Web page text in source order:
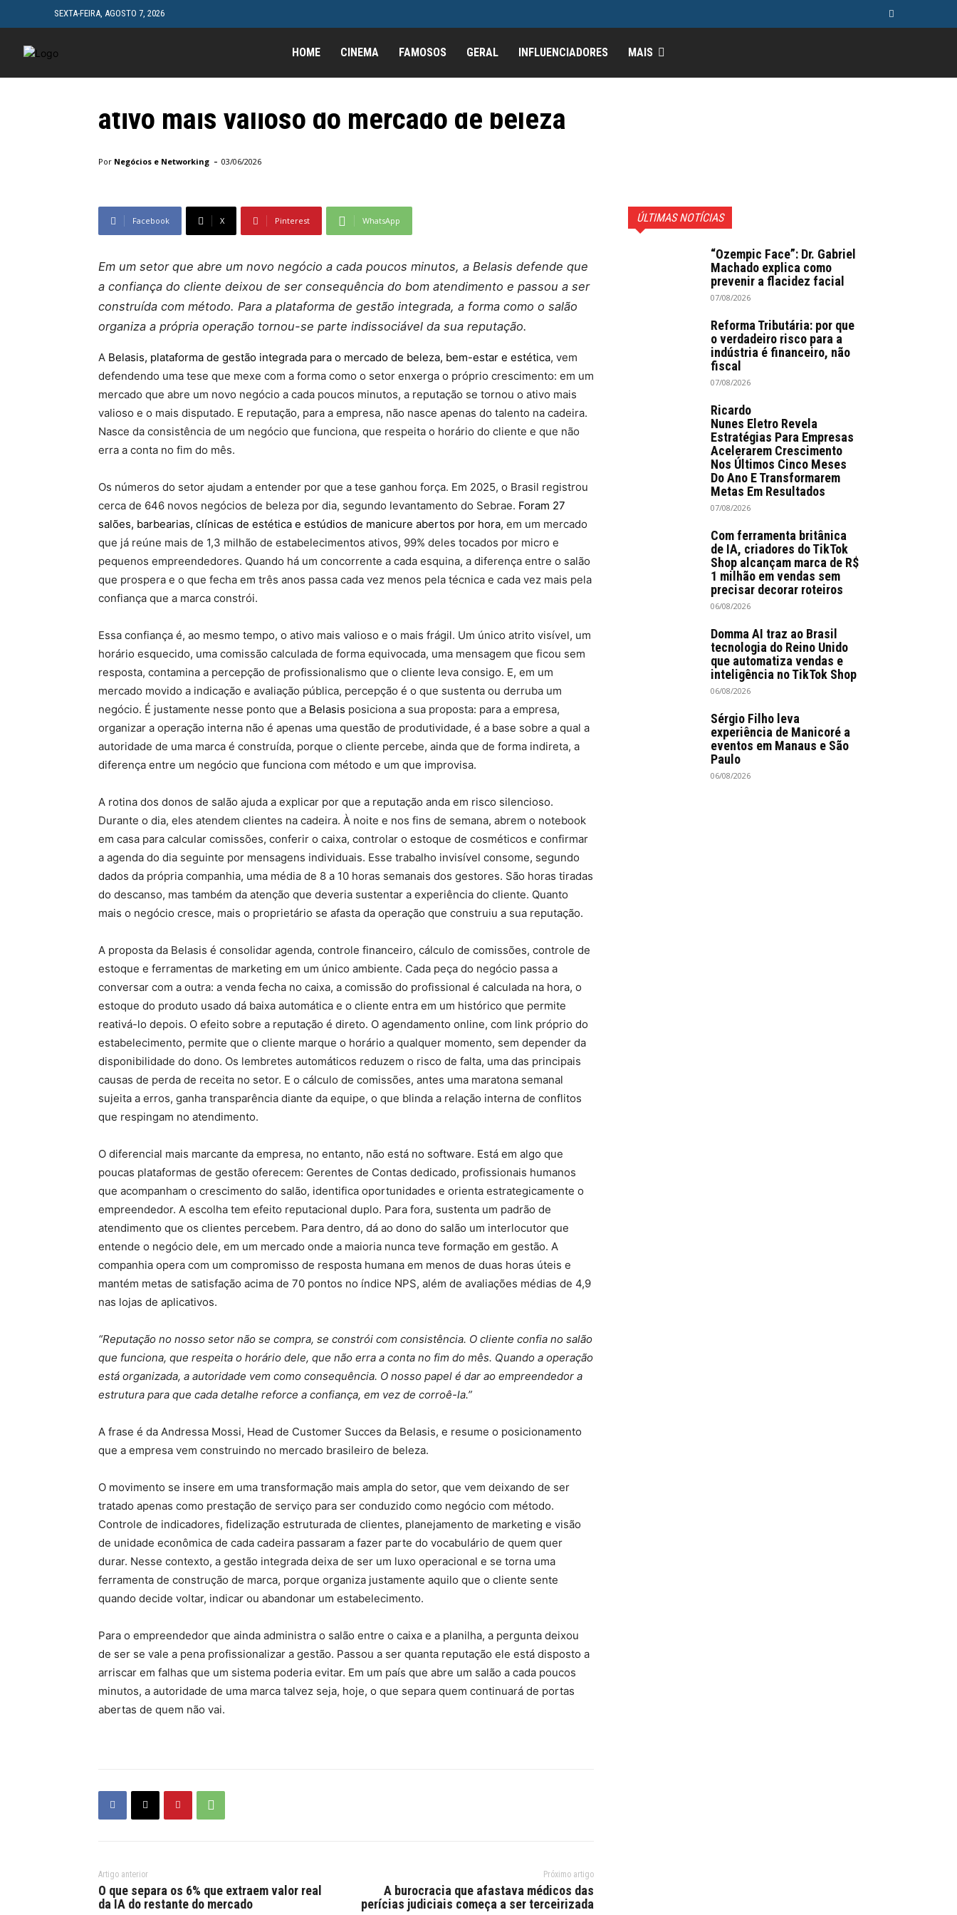
SEXTA-FEIRA, AGOSTO 7, 2026
HOME CINEMA FAMOSOS GERAL INFLUENCIADORES MAIS
Como a Belasis transformou reputação no
ativo mais valioso do mercado de beleza
Por Negócios e Networking - 03/06/2026
Facebook X Pinterest WhatsApp
Em um setor que abre um novo negócio a cada poucos minutos, a Belasis defende que
a confiança do cliente deixou de ser consequência do bom atendimento e passou a ser
construída com método. Para a plataforma de gestão integrada, a forma como o salão
organiza a própria operação tornou-se parte indissociável da sua reputação.
A Belasis, plataforma de gestão integrada para o mercado de beleza, bem-estar e estética, vem
defendendo uma tese que mexe com a forma como o setor enxerga o próprio crescimento: em um
mercado que abre um novo negócio a cada poucos minutos, a reputação se tornou o ativo mais
valioso e o mais disputado. E reputação, para a empresa, não nasce apenas do talento na cadeira.
Nasce da consistência de um negócio que funciona, que respeita o horário do cliente e que não
erra a conta no fim do mês.
Os números do setor ajudam a entender por que a tese ganhou força. Em 2025, o Brasil registrou
cerca de 646 novos negócios de beleza por dia, segundo levantamento do Sebrae. Foram 27
salões, barbearias, clínicas de estética e estúdios de manicure abertos por hora, em um mercado
que já reúne mais de 1,3 milhão de estabelecimentos ativos, 99% deles tocados por micro e
pequenos empreendedores. Quando há um concorrente a cada esquina, a diferença entre o salão
que prospera e o que fecha em três anos passa cada vez menos pela técnica e cada vez mais pela
confiança que a marca constrói.
Essa confiança é, ao mesmo tempo, o ativo mais valioso e o mais frágil. Um único atrito visível, um
horário esquecido, uma comissão calculada de forma equivocada, uma mensagem que ficou sem
resposta, contamina a percepção de profissionalismo que o cliente leva consigo. E, em um
mercado movido a indicação e avaliação pública, percepção é o que sustenta ou derruba um
negócio. É justamente nesse ponto que a Belasis posiciona a sua proposta: para a empresa,
organizar a operação interna não é apenas uma questão de produtividade, é a base sobre a qual a
autoridade de uma marca é construída, porque o cliente percebe, ainda que de forma indireta, a
diferença entre um negócio que funciona com método e um que improvisa.
A rotina dos donos de salão ajuda a explicar por que a reputação anda em risco silencioso.
Durante o dia, eles atendem clientes na cadeira. À noite e nos fins de semana, abrem o notebook
em casa para calcular comissões, conferir o caixa, controlar o estoque de cosméticos e confirmar
a agenda do dia seguinte por mensagens individuais. Esse trabalho invisível consome, segundo
dados da própria companhia, uma média de 8 a 10 horas semanais dos gestores. São horas tiradas
do descanso, mas também da atenção que deveria sustentar a experiência do cliente. Quanto
mais o negócio cresce, mais o proprietário se afasta da operação que construiu a sua reputação.
A proposta da Belasis é consolidar agenda, controle financeiro, cálculo de comissões, controle de
estoque e ferramentas de marketing em um único ambiente. Cada peça do negócio passa a
conversar com a outra: a venda fecha no caixa, a comissão do profissional é calculada na hora, o
estoque do produto usado dá baixa automática e o cliente entra em um histórico que permite
reativá-lo depois. O efeito sobre a reputação é direto. O agendamento online, com link próprio do
estabelecimento, permite que o cliente marque o horário a qualquer momento, sem depender da
disponibilidade do dono. Os lembretes automáticos reduzem o risco de falta, uma das principais
causas de perda de receita no setor. E o cálculo de comissões, antes uma maratona semanal
sujeita a erros, ganha transparência diante da equipe, o que blinda a relação interna de conflitos
que respingam no atendimento.
O diferencial mais marcante da empresa, no entanto, não está no software. Está em algo que
poucas plataformas de gestão oferecem: Gerentes de Contas dedicado, profissionais humanos
que acompanham o crescimento do salão, identifica oportunidades e orienta estrategicamente o
empreendedor. A escolha tem efeito reputacional duplo. Para fora, sustenta um padrão de
atendimento que os clientes percebem. Para dentro, dá ao dono do salão um interlocutor que
entende o negócio dele, em um mercado onde a maioria nunca teve formação em gestão. A
companhia opera com um compromisso de resposta humana em menos de duas horas úteis e
mantém metas de satisfação acima de 70 pontos no índice NPS, além de avaliações médias de 4,9
nas lojas de aplicativos.
“Reputação no nosso setor não se compra, se constrói com consistência. O cliente confia no salão
que funciona, que respeita o horário dele, que não erra a conta no fim do mês. Quando a operação
está organizada, a autoridade vem como consequência. O nosso papel é dar ao empreendedor a
estrutura para que cada detalhe reforce a confiança, em vez de corroê-la.”
A frase é da Andressa Mossi, Head de Customer Succes da Belasis, e resume o posicionamento
que a empresa vem construindo no mercado brasileiro de beleza.
O movimento se insere em uma transformação mais ampla do setor, que vem deixando de ser
tratado apenas como prestação de serviço para ser conduzido como negócio com método.
Controle de indicadores, fidelização estruturada de clientes, planejamento de marketing e visão
de unidade econômica de cada cadeira passaram a fazer parte do vocabulário de quem quer
durar. Nesse contexto, a gestão integrada deixa de ser um luxo operacional e se torna uma
ferramenta de construção de marca, porque organiza justamente aquilo que o cliente sente
quando decide voltar, indicar ou abandonar um estabelecimento.
Para o empreendedor que ainda administra o salão entre o caixa e a planilha, a pergunta deixou
de ser se vale a pena profissionalizar a gestão. Passou a ser quanta reputação ele está disposto a
arriscar em falhas que um sistema poderia evitar. Em um país que abre um salão a cada poucos
minutos, a autoridade de uma marca talvez seja, hoje, o que separa quem continuará de portas
abertas de quem não vai.
Artigo anterior
O que separa os 6% que extraem valor real
da IA do restante do mercado
Próximo artigo
A burocracia que afastava médicos das
perícias judiciais começa a ser terceirizada
ÚLTIMAS NOTÍCIAS
“Ozempic Face”: Dr. Gabriel
Machado explica como
prevenir a flacidez facial
07/08/2026
Reforma Tributária: por que
o verdadeiro risco para a
indústria é financeiro, não
fiscal
07/08/2026
Ricardo
Nunes Eletro Revela
Estratégias Para Empresas
Acelerarem Crescimento
Nos Últimos Cinco Meses
Do Ano E Transformarem
Metas Em Resultados
07/08/2026
Com ferramenta britânica
de IA, criadores do TikTok
Shop alcançam marca de R$
1 milhão em vendas sem
precisar decorar roteiros
06/08/2026
Domma AI traz ao Brasil
tecnologia do Reino Unido
que automatiza vendas e
inteligência no TikTok Shop
06/08/2026
Sérgio Filho leva
experiência de Manicoré a
eventos em Manaus e São
Paulo
06/08/2026